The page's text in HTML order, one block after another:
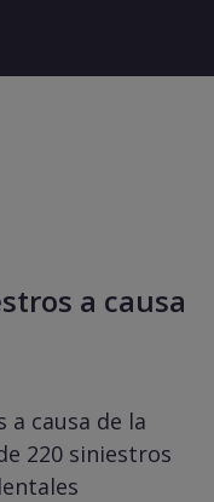
a causa
a causa de la
220 siniestros